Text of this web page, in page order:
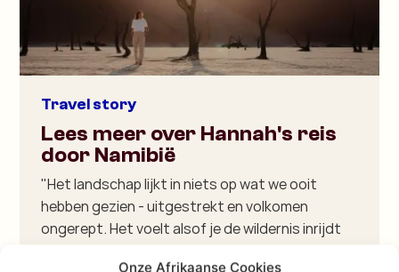
Onze Afrikaanse Cookies
Travel story
Lees meer over Hannah's reis
door Namibië
"Het landschap lijkt in niets op wat we ooit
hebben gezien - uitgestrekt en volkomen
ongerept. Het voelt alsof je de wildernis inrijdt
zonder dat er iemand in de buurt is."